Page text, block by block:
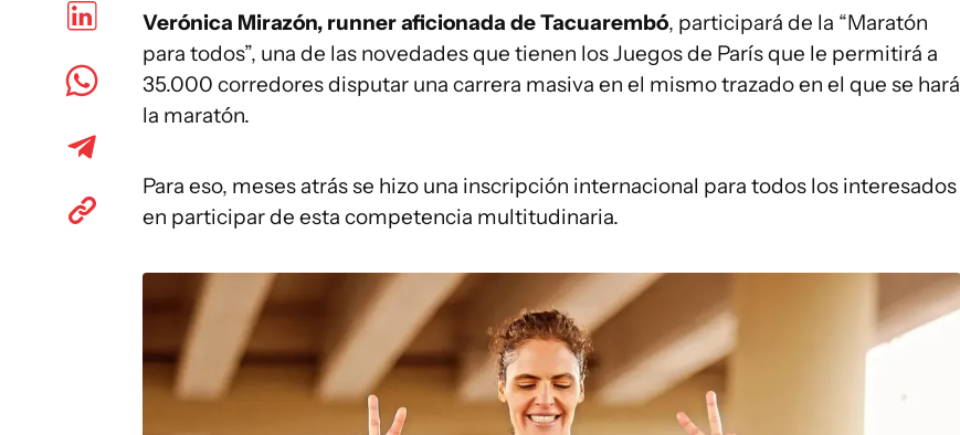
Verónica Mirazón, runner aficionada de Tacuarembó, participará de la “Maratón
para todos”, una de las novedades que tienen los Juegos de París que le permitirá a
35.000 corredores disputar una carrera masiva en el mismo trazado en el que se hará
la maratón.
Para eso, meses atrás se hizo una inscripción internacional para todos los interesados
en participar de esta competencia multitudinaria.